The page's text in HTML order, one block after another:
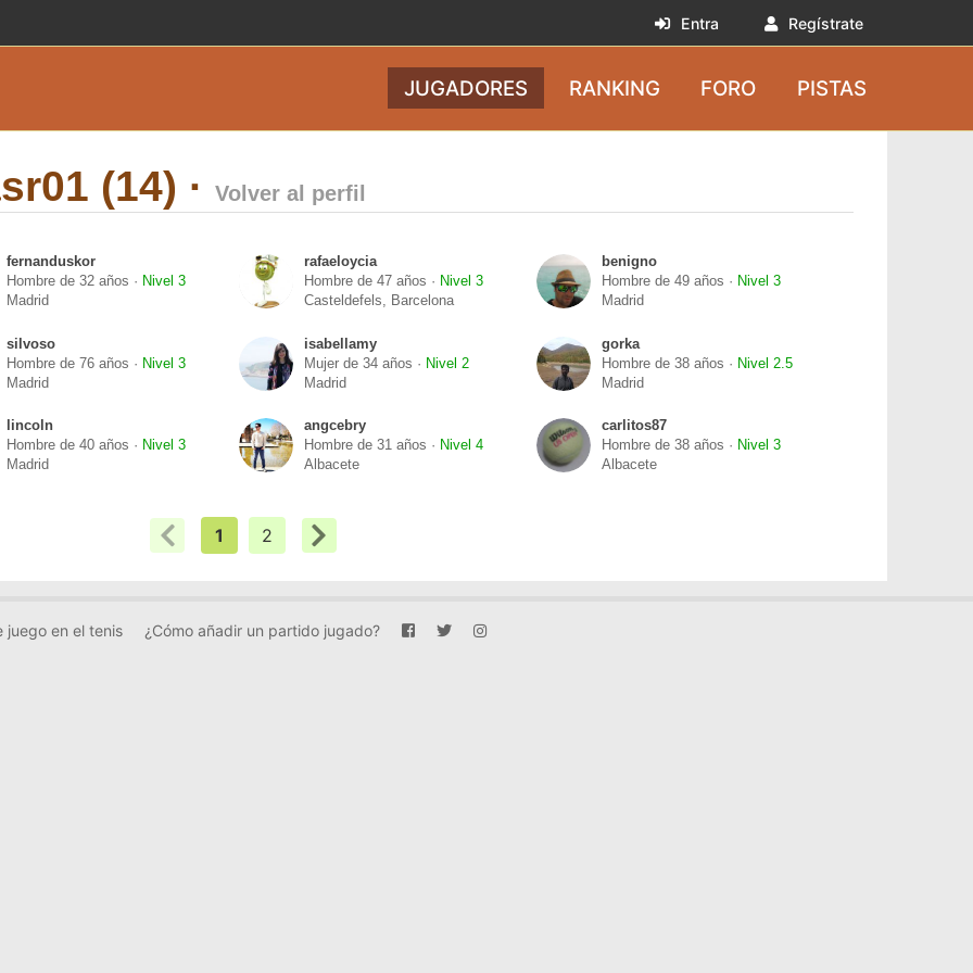
Entra Regístrate
JUGADORES RANKING FORO PISTAS
(14) ·Volver al perfil
fernanduskor
Hombre de 32 años · Nivel 3
Madrid
rafaeloycia
Hombre de 47 años · Nivel 3
Casteldefels, Barcelona
benigno
Hombre de 49 años · Nivel 3
Madrid
silvoso
Hombre de 76 años · Nivel 3
Madrid
isabellamy
Mujer de 34 años · Nivel 2
Madrid
gorka
Hombre de 38 años · Nivel 2.5
Madrid
lincoln
Hombre de 40 años · Nivel 3
Madrid
angcebry
Hombre de 31 años · Nivel 4
Albacete
carlitos87
Hombre de 38 años · Nivel 3
Albacete
1 2
juego en el tenis ¿Cómo añadir un partido jugado?